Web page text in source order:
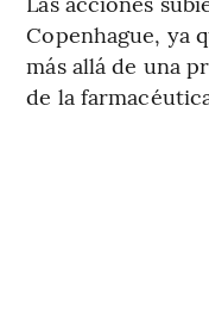
Copenhague, ya
más allá de una
de la